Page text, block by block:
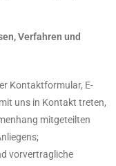
Verfahren und
Kontaktformular, E-
uns in Kontakt treten,
mitgeteilten
vorvertragliche